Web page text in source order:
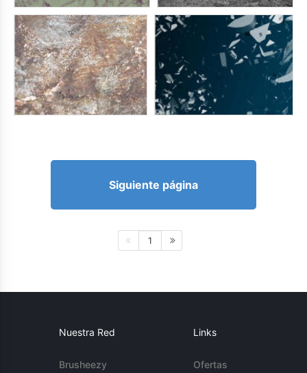
Siguiente página
1
Nuestra Red
Brusheezy
Links
Ofertas